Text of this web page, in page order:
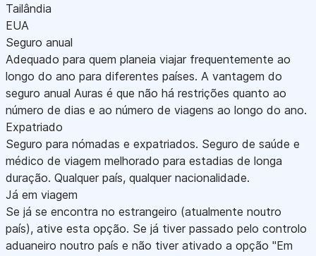
Tailândia
EUA
Seguro anual
Adequado para quem planeia viajar frequentemente ao
longo do ano para diferentes países. A vantagem do
seguro anual Auras é que não há restrições quanto ao
número de dias e ao número de viagens ao longo do ano.
Expatriado
Seguro para nómadas e expatriados. Seguro de saúde e
médico de viagem melhorado para estadias de longa
duração. Qualquer país, qualquer nacionalidade.
Já em viagem
Se já se encontra no estrangeiro (atualmente noutro
país), ative esta opção. Se já tiver passado pelo controlo
aduaneiro noutro país e não tiver ativado a opção "Em